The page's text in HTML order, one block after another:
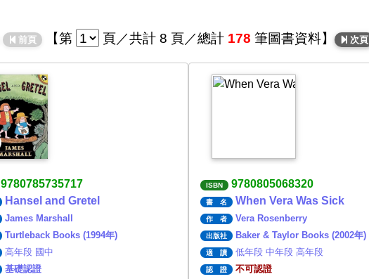
前頁 【第 頁／共計 8 頁／總計 178 筆圖書資料】 次頁
9780785735717
Hansel and Gretel
James Marshall
Turtleback Books (1994年)
高年段 國中
基礎認證
ISBN 9780805068320
書 名 When Vera Was Sick
作 者 Vera Rosenberry
出版社 Baker & Taylor Books (2002年)
適 讀 低年段 中年段 高年段
認 證 不可認證